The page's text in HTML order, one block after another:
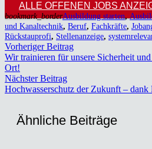
ALLE OFFE­NEN JOBS
bookmark_borderAusbildung starten,
und Kanaltechnik, Beruf, Fachkräfte,
Rückstauprofi, Stellenanzeige,
Vorheriger Beitrag
Wir trai­nie­ren für unse­re Sicher­heit
Ort!
Nächster Beitrag
Hoch­was­ser­schutz der Zukunft – dank
Ähn­li­che Bei­trä­ge